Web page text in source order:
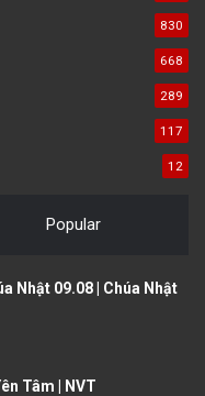
830
668
289
117
12
Popular
Nhật 09.08 | Chúa Nhật
Tâm | NVT